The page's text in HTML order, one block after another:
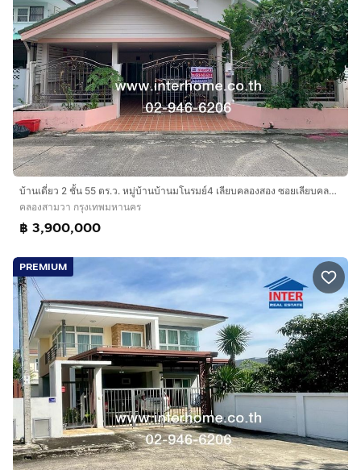
บ้านเดี่ยว 2 ชั้น 55 ตร.ว. หมู่บ้านบ้านมโนรมย์4 เลียบคลองสอง ซอยเลียบคลองสอง19 ถนนเลียบคลองสอง ถนนคู้บอน เขตคลองสามวา กรุงเทพมหานคร
คลองสามวา กรุงเทพมหานคร
฿ 3,900,000
PREMIUM